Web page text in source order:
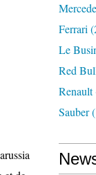
Ferrari
Le
Red
Renault
Sauber